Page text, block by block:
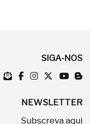
SIGA-NOS
NEWSLETTER
Subscreva aqui